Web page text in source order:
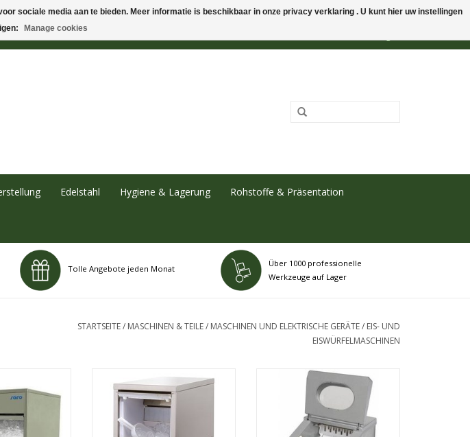
Edelstahl Hygiene & Lagerung Rohstoffe & Präsentation
Tolle Angebote jeden Monat
Über 1000 professionelle
Werkzeuge auf Lager
STARTSEITE/ MASCHINEN & TEILE/ MASCHINEN UND ELEKTRISCHE GERÄTE/ EIS- UND
EISWÜRFELMASCHINEN
24 Stunden,
ein
und ist die
für kleine
Dieser Eisbereiter produziert pro
24 Stunden ca. 25 kg Eis, ist
komplett aus Edelstahl gefertigt,
luftgekühlt und arbeitet nach
einem Injektionssystem.
Dieser Eishersteller produziert
etwa 15 kg Eis pro 24 Stunden,
verfügt über ein
Edelstahlgehäuse und ist die
ideale Maschine für kleine
sociale media aan te bieden. Meer informatie is beschikbaar in onze privacy verklaring . U kunt hier uw instellingen
Manage cookies